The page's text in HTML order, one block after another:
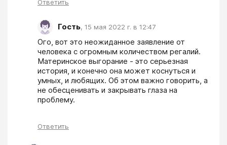
Ответить
Гость, 15 мая 2022 г. в 12:47
Ого, вот это неожиданное заявление от
человека с огромным количеством регалий.
Материнское выгорание - это серьезная
история, и конечно она может коснуться и
умных, и любящих. Об этом важно говорить, а
не обесценивать и закрывать глаза на
проблему.
Ответить